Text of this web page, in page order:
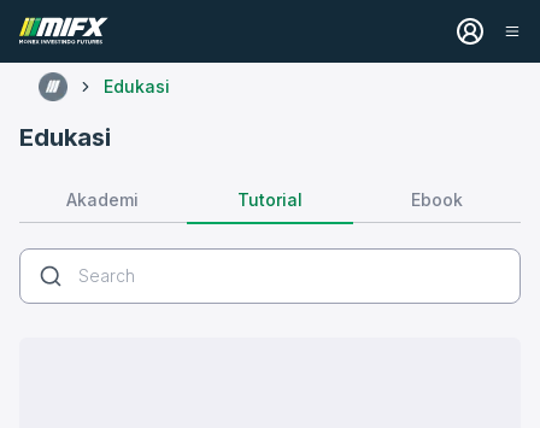
Edukasi
Edukasi
Akademi Tutorial Ebook